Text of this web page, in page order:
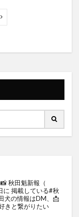
秋田魁新報（
に 掲載している#秋
犬の情報はDM、📩
きと繋がりたい